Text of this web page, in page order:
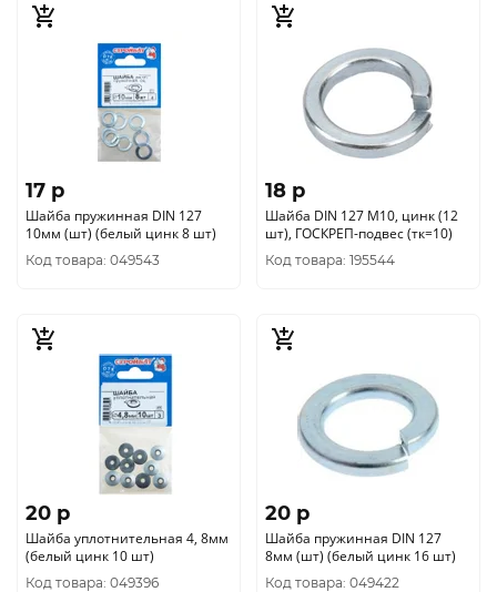
17 p
Шайба пружинная DIN 127
10мм (шт) (белый цинк 8 шт)
Код товара: 049543
18 p
Шайба DIN 127 М10, цинк (12
шт), ГОСКРЕП-подвес (тк=10)
Код товара: 195544
20 p
Шайба уплотнительная 4, 8мм
(белый цинк 10 шт)
Код товара: 049396
20 p
Шайба пружинная DIN 127
8мм (шт) (белый цинк 16 шт)
Код товара: 049422